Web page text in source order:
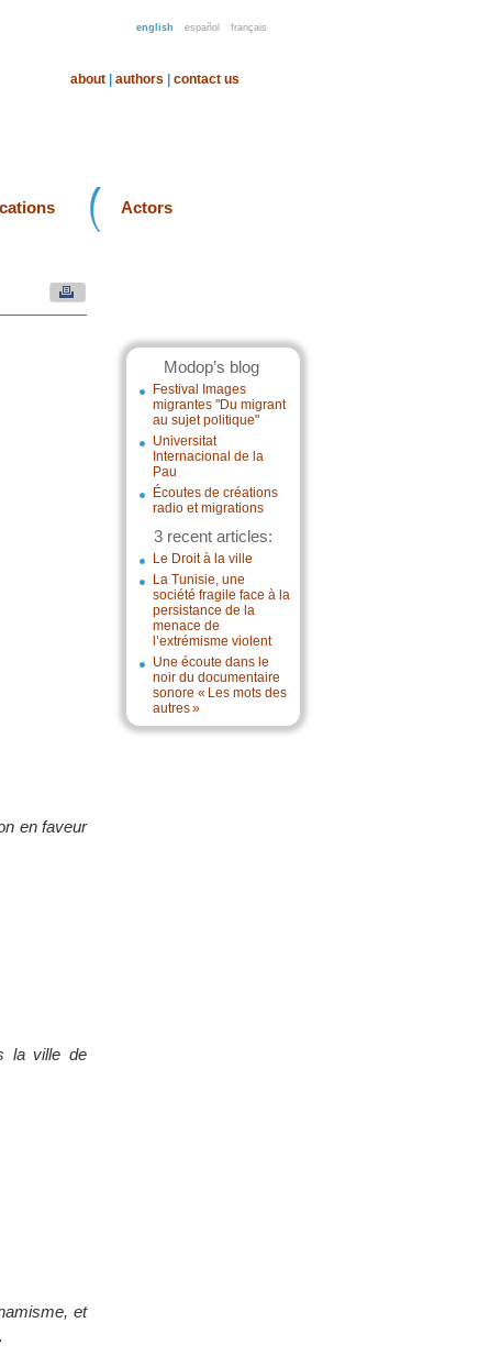
english español français
about authors contact us
Actors
Modop’s blog
Festival Images
migrantes "Du migrant
au sujet politique"
Universitat
Internacional de la
Pau
Écoutes de créations
radio et migrations
3 recent articles:
Le Droit à la ville
La Tunisie, une
société fragile face à la
persistance de la
menace de
l’extrémisme violent
Une écoute dans le
noir du documentaire
sonore « Les mots des
autres »
en faveur
la ville de
et